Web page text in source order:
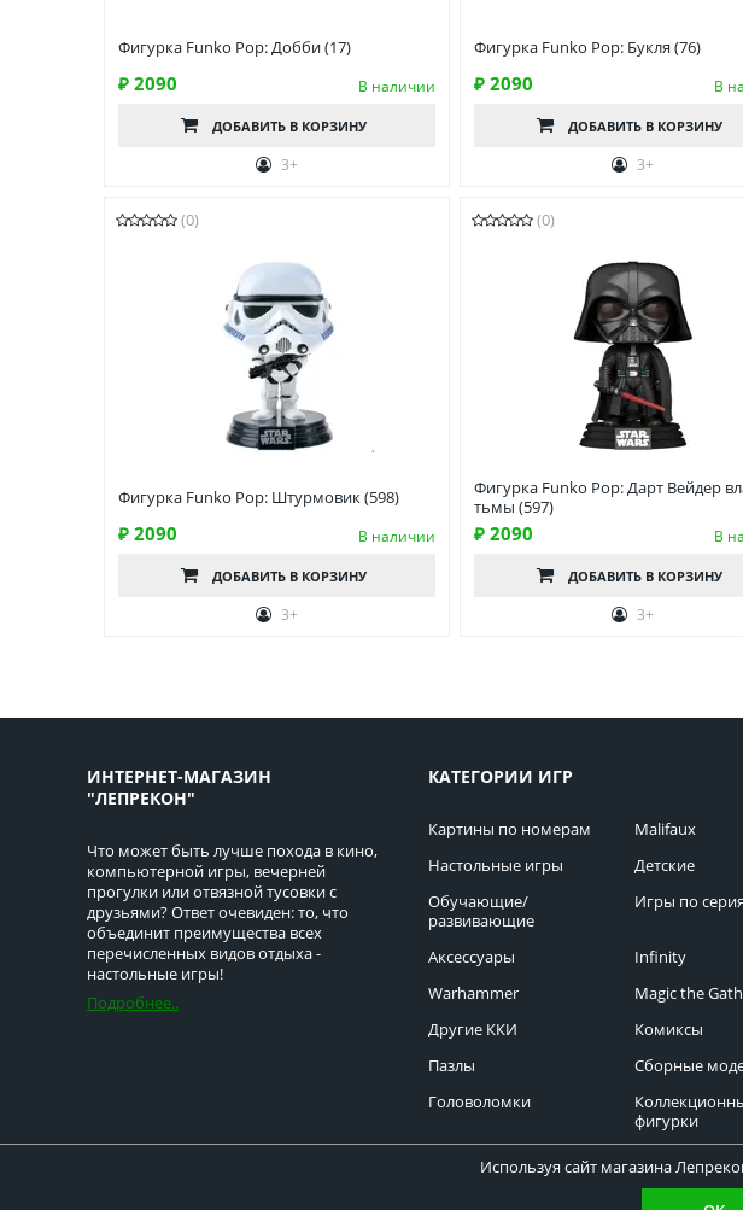
Фигурка Funko Pop: Добби (17)
₽ 2090 В наличии
ДОБАВИТЬ В КОРЗИНУ
3+
Фигурка Funko Pop: Букля (76)
₽ 2090 В
ДОБАВИТЬ В КОРЗИНУ
3+
(0)
Фигурка Funko Pop: Штурмовик (598)
₽ 2090 В наличии
ДОБАВИТЬ В КОРЗИНУ
3+
(0)
Фигурка Funko Pop: Дарт Вейдер
тьмы (597)
₽ 2090 В
ДОБАВИТЬ В КОРЗИНУ
3+
ИНТЕРНЕТ-МАГАЗИН
"ЛЕПРЕКОН"
Что может быть лучше похода в кино,
компьютерной игры, вечерней
прогулки или отвязной тусовки с
друзьями? Ответ очевиден: то, что
объединит преимущества всех
перечисленных видов отдыха -
настольные игры!
Подробнее..
КАТЕГОРИИ ИГР
Картины по номерам
Malifaux
Настольные игры
Детские
Обучающие/
развивающие
Игры по
Аксессуары
Infinity
Warhammer
Magic the
Другие ККИ
Комиксы
Пазлы
Сборные
Головоломки
фигурки
Используя сайт магазина